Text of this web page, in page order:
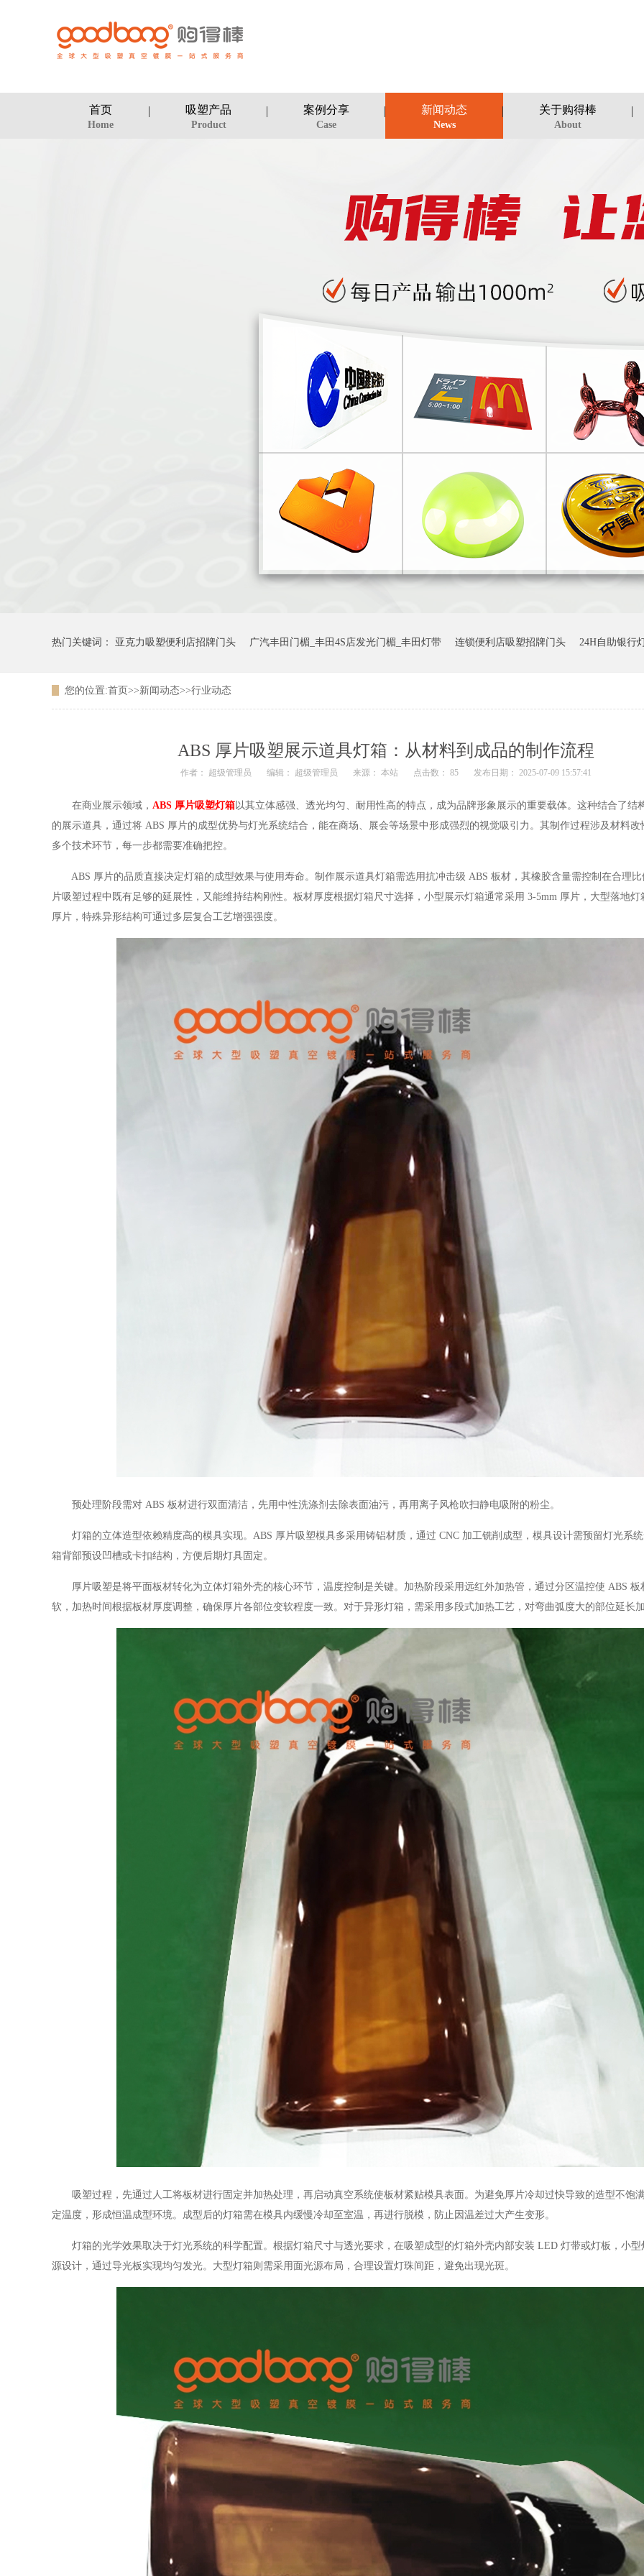
首页
Home
吸塑产品
Product
案例分享
Case
新闻动态
News
关于购得棒
About
热门关键词： 亚克力吸塑便利店招牌门头 广汽丰田门楣_丰田4S店发光门楣_丰田灯带 连锁便利店吸塑招牌门头 24H自助银行
您的位置:首页 >>新闻动态>>行业动态
ABS 厚片吸塑展示道具灯箱：从材料到成品的制作流程
作者： 超级管理员 编辑： 超级管理员 来源： 本站 点击数： 85 发布日期： 2025-07-09 15:57:41
在商业展示领域， ABS 厚片吸塑灯箱以其立体感强、透光均匀、耐用性高的特点，成为品牌形象展示的重要载体。这种结合了结
的展示道具，通过将 ABS 厚片的成型优势与灯光系统结合，能在商场、展会等场景中形成强烈的视觉吸引力。其制作过程涉及材料改
多个技术环节，每一步都需要准确把控。
ABS 厚片的品质直接决定灯箱的成型效果与使用寿命。制作展示道具灯箱需选用抗冲击级 ABS 板材，其橡胶含量需控制在合理比
片吸塑过程中既有足够的延展性，又能维持结构刚性。板材厚度根据灯箱尺寸选择，小型展示灯箱通常采用 3-5mm 厚片，大型落地灯
厚片，特殊异形结构可通过多层复合工艺增强强度。
预处理阶段需对 ABS 板材进行双面清洁，先用中性洗涤剂去除表面油污，再用离子风枪吹扫静电吸附的粉尘。
灯箱的立体造型依赖精度高的模具实现。ABS 厚片吸塑模具多采用铸铝材质，通过 CNC 加工铣削成型，模具设计需预留灯光系
箱背部预设凹槽或卡扣结构，方便后期灯具固定。
厚片吸塑是将平面板材转化为立体灯箱外壳的核心环节，温度控制是关键。加热阶段采用远红外加热管，通过分区温控使 ABS 板
软，加热时间根据板材厚度调整，确保厚片各部位变软程度一致。对于异形灯箱，需采用多段式加热工艺，对弯曲弧度大的部位延长
吸塑过程，先通过人工将板材进行固定并加热处理，再启动真空系统使板材紧贴模具表面。为避免厚片冷却过快导致的造型不饱
定温度，形成恒温成型环境。成型后的灯箱需在模具内缓慢冷却至室温，再进行脱模，防止因温差过大产生变形。
灯箱的光学效果取决于灯光系统的科学配置。根据灯箱尺寸与透光要求，在吸塑成型的灯箱外壳内部安装 LED 灯带或灯板，小型
源设计，通过导光板实现均匀发光。大型灯箱则需采用面光源布局，合理设置灯珠间距，避免出现光斑。